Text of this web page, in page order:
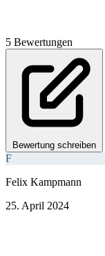
5 Bewertungen
Bewertung schreiben
F
Felix Kampmann
25. April 2024